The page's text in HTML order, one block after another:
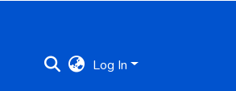
Log In